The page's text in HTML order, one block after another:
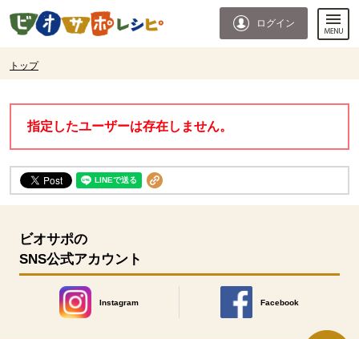
ページの先頭です。
ログイン
トップ
現在位置ここまで
指定したユーザーは存在しません。
ビオサポの
SNS公式アカウント
Instagram
別のウィンドウで開きます。
Facebook
別のウィンドウで開きます